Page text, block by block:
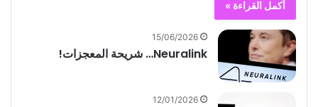
أكمل القراءة »
15/06/2026
Neuralink… شريحة المعجزات!
12/01/2026